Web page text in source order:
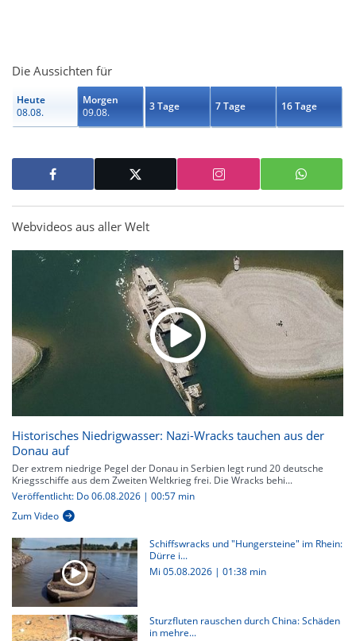
Die Aussichten für
Heute
08.08.
Morgen
09.08.
3 Tage 7 Tage 16 Tage
Webvideos aus aller Welt
Historisches Niedrigwasser: Nazi-Wracks tauchen aus der
Donau auf
Der extrem niedrige Pegel der Donau in Serbien legt rund 20 deutsche
Kriegsschiffe aus dem Zweiten Weltkrieg frei. Die Wracks behi...
Veröffentlicht: Do 06.08.2026 | 00:57 min
Zum Video
Schiffswracks und "Hungersteine" im Rhein:
Dürre i...
Mi 05.08.2026 | 01:38 min
Sturzfluten rauschen durch China: Schäden
in mehre...